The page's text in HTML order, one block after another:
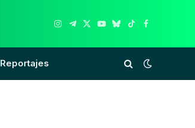
Instagram
Telegram
X
YouTube
Bluesky
TikTokFacebook
Reportajes